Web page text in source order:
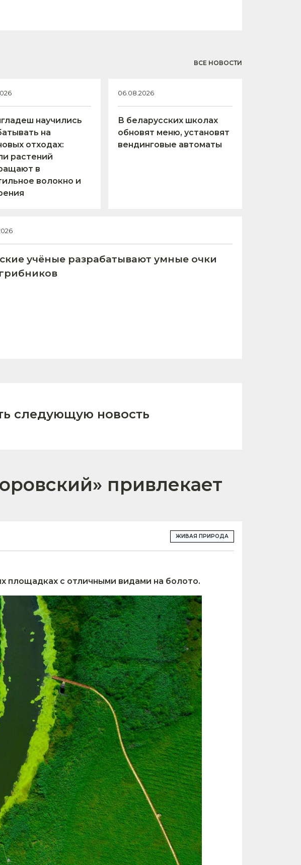
ВСЕ НОВОСТИ
научились
на
отходах:
растений
в
волокно и
06.08.2026
В беларусских школах
обновят меню, установят
вендинговые автоматы
учёные разрабатывают умные очки
следующую новость
привлекает
ЖИВАЯ ПРИРОДА
площадках с отличными видами на болото.